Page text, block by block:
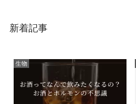
新着記事
生物